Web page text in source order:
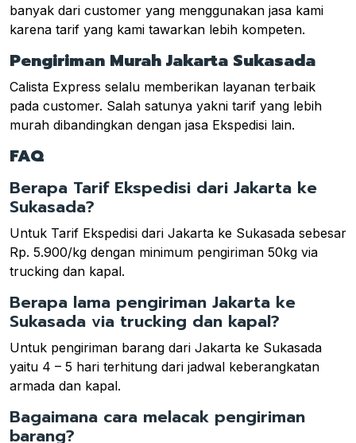
banyak dari customer yang menggunakan jasa kami
karena tarif yang kami tawarkan lebih kompeten.
Pengiriman Murah Jakarta Sukasada
Calista Express selalu memberikan layanan terbaik
pada customer. Salah satunya yakni tarif yang lebih
murah dibandingkan dengan jasa Ekspedisi lain.
FAQ
Berapa Tarif Ekspedisi dari Jakarta ke
Sukasada?
Untuk Tarif Ekspedisi dari Jakarta ke Sukasada sebesar
Rp. 5.900/kg dengan minimum pengiriman 50kg via
trucking dan kapal.
Berapa lama pengiriman Jakarta ke
Sukasada via trucking dan kapal?
Untuk pengiriman barang dari Jakarta ke Sukasada
yaitu 4 – 5 hari terhitung dari jadwal keberangkatan
armada dan kapal.
Bagaimana cara melacak pengiriman
barang?